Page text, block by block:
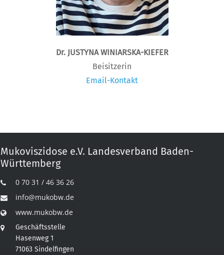
Dr. JUSTYNA WINIARSKA-KIEFER
Beisitzerin
Email-Kontakt
Mukoviszidose e.V. Landesverband Baden-
Württemberg
0 70 31 / 46 36 26
info@mukobw.de
www.mukobw.de
Geschäftsstelle
Hasenweg 1
71063 Sindelfingen